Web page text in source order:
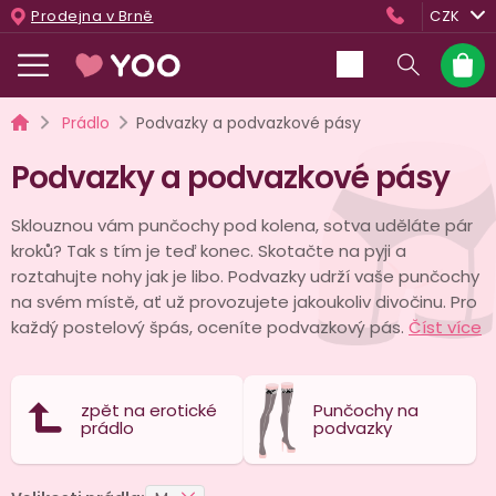
Přejít
na
obsah
Prodejna v Brně CZK
košík
DomůPrádlo Podvazky a podvazkové pásy
Podvazky a podvazkové pásy
Sklouznou vám punčochy pod kolena, sotva uděláte pár
kroků? Tak s tím je teď konec. Skotačte na pyji a
roztahujte nohy jak je libo. Podvazky udrží vaše punčochy
na svém místě, ať už provozujete jakoukoliv divočinu. Pro
každý postelový špás, oceníte podvazkový pás. Číst více
zpět na erotické
prádlo
Punčochy na
podvazky